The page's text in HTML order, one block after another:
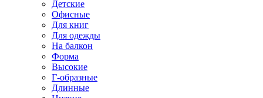
Детские
Офисные
Для книг
Для одежды
На балкон
Форма
Высокие
Г-образные
Длинные